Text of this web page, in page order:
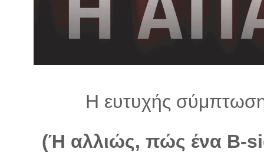
Η ευτυχής
(Ή αλλιώς, πώς ένα B-